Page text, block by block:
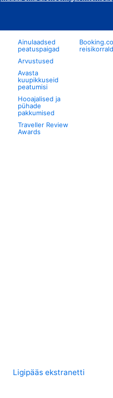
Ainulaadsed
peatuspaigad
Arvustused
Avasta
kuupikkuseid
peatumisi
Hooajalised ja
pühade
pakkumised
Traveller Review
Awards
Ligipääs ekstranetti